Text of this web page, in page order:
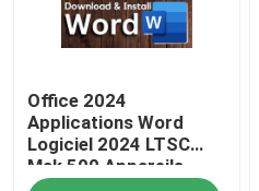
Office 2024
Applications Word
Logiciel 2024 LTSC
Mak 500 Appareils